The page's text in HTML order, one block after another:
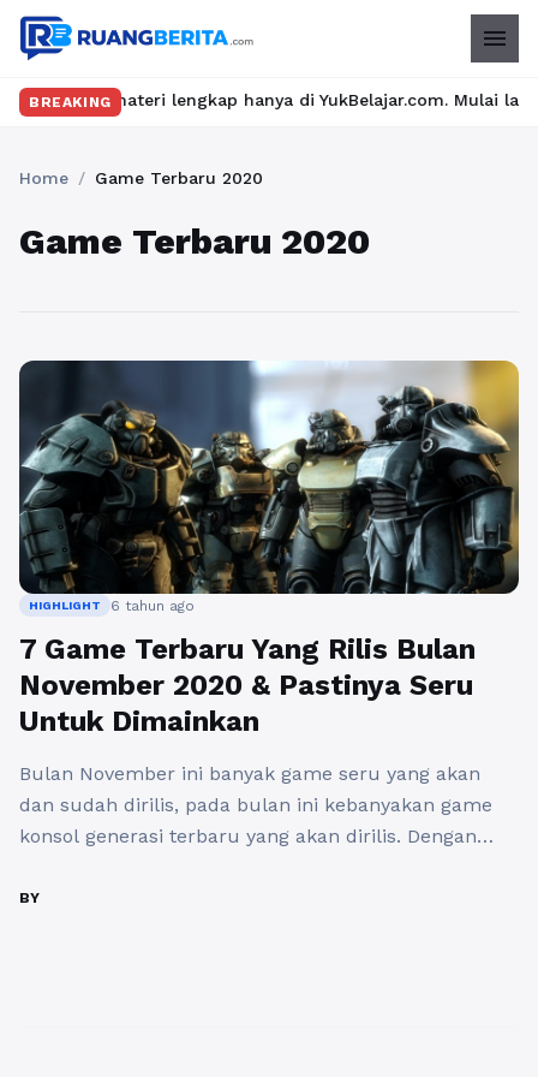
menu
BREAKING
materi lengkap hanya di YukBelajar.com. Mulai
Home / Game Terbaru 2020
Game Terbaru 2020
HIGHLIGHT 6 tahun ago
7 Game Terbaru Yang Rilis Bulan
November 2020 & Pastinya Seru
Untuk Dimainkan
Bulan November ini banyak game seru yang akan
dan sudah dirilis, pada bulan ini kebanyakan game
konsol generasi terbaru yang akan dirilis. Dengan
memberikan kesempatan para gamer untuk
BY